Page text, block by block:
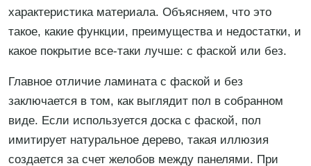
характеристика материала. Объясняем, что это
такое, какие функции, преимущества и недостатки, и
какое покрытие все-таки лучше: с фаской или без.
Главное отличие ламината с фаской и без
заключается в том, как выглядит пол в собранном
виде. Если используется доска с фаской, пол
имитирует натуральное дерево, такая иллюзия
создается за счет желобов между панелями. При